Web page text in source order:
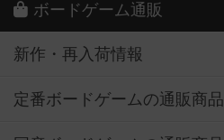
ボードゲーム通販
新作・再入荷情報
定番ボードゲームの通販商品